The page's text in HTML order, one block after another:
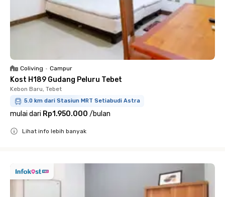
Coliving • Campur
Kost H189 Gudang Peluru Tebet
Kebon Baru, Tebet
5.0 km dari Stasiun MRT Setiabudi Astra
mulai dari Rp1.950.000 /bulan
Lihat info lebih banyak